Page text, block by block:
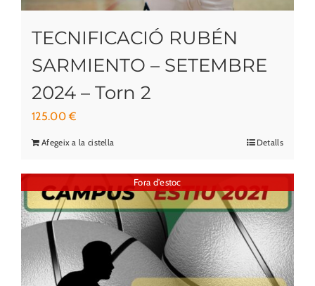
TECNIFICACIÓ RUBÉN
SARMIENTO – SETEMBRE
2024 – Torn 2
125.00€
Afegeix a la cistella Detalls
Fora d'estoc